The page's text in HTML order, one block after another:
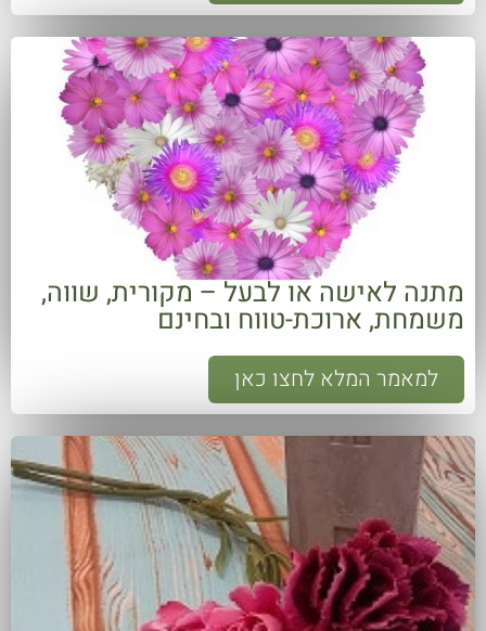
מתנה לאישה או לבעל – מקורית, שווה,
משמחת, ארוכת-טווח ובחינם
למאמר המלא לחצו כאן